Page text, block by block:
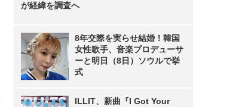
が経緯を調査へ
8年交際を実らせ結婚！韓国
女性歌手、音楽プロデューサ
ーと明日（8日）ソウルで挙
式
ILLIT、新曲『I Got Your